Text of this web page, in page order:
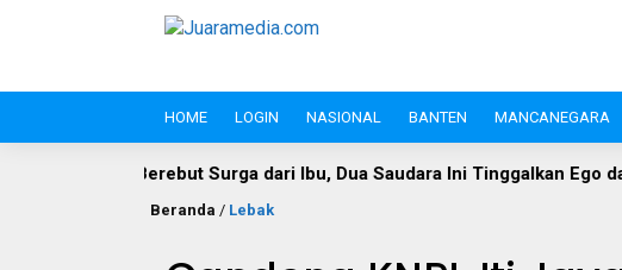
HOME LOGIN NASIONAL BANTEN MANCANEGARA
Surga dari Ibu, Dua Saudara Ini Tinggalkan Ego dan Serahkan
Beranda / Lebak